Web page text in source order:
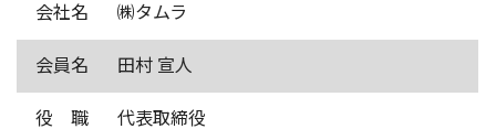
会社名 ㈱タムラ
会員名 田村 宣人
役 職 代表取締役